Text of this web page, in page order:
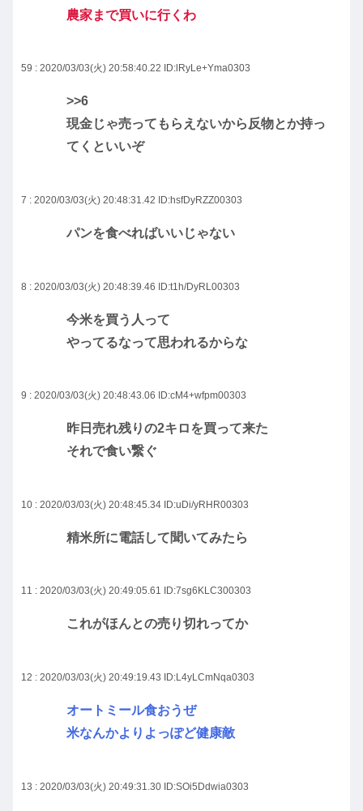
農家まで買いに行くわ
59 : 2020/03/03(火) 20:58:40.22 ID:lRyLe+Yma0303
>>6
現金じゃ売ってもらえないから反物とか持っ
てくといいぞ
7 : 2020/03/03(火) 20:48:31.42 ID:hsfDyRZZ00303
パンを食べればいいじゃない
8 : 2020/03/03(火) 20:48:39.46 ID:t1h/DyRL00303
今米を買う人って
やってるなって思われるからな
9 : 2020/03/03(火) 20:48:43.06 ID:cM4+wfpm00303
昨日売れ残りの2キロを買って来た
それで食い繋ぐ
10 : 2020/03/03(火) 20:48:45.34 ID:uDi/yRHR00303
精米所に電話して聞いてみたら
11 : 2020/03/03(火) 20:49:05.61 ID:7sg6KLC300303
これがほんとの売り切れってか
12 : 2020/03/03(火) 20:49:19.43 ID:L4yLCmNqa0303
オートミール食おうぜ
米なんかよりよっぽど健康敵
13 : 2020/03/03(火) 20:49:31.30 ID:SOi5Ddwia0303